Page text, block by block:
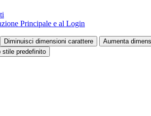
Principale e al Login
Diminuisci dimensioni carattere Aumenta
stile predefinito